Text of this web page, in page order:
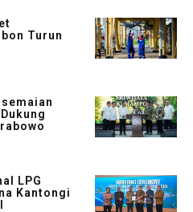
Turun
LPG
Kantongi